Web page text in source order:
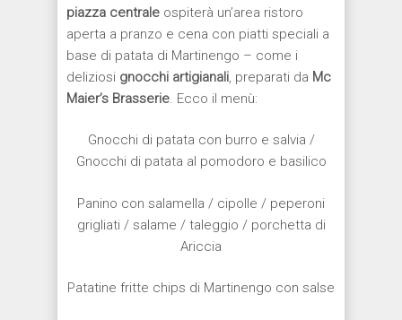
piazza centrale ospiterà un’area ristoro
aperta a pranzo e cena con piatti speciali a
base di patata di Martinengo – come i
deliziosi gnocchi artigianali , preparati da Mc
Maier’s Brasserie . Ecco il menù:
Gnocchi di patata con burro e salvia /
Gnocchi di patata al pomodoro e basilico
Panino con salamella / cipolle / peperoni
grigliati / salame / taleggio / porchetta di
Ariccia
Patatine fritte chips di Martinengo con salse